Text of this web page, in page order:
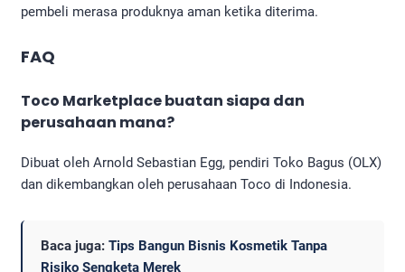
pembeli merasa produknya aman ketika diterima.
FAQ
Toco Marketplace buatan siapa dan
perusahaan mana?
Dibuat oleh Arnold Sebastian Egg, pendiri Toko Bagus (OLX)
dan dikembangkan oleh perusahaan Toco di Indonesia.
Baca juga: Tips Bangun Bisnis Kosmetik Tanpa
Risiko Sengketa Merek